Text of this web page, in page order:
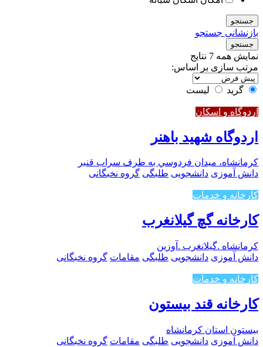
جستجو
بازنشانی جستجو
جستجو
نمایش همه 7 نتایج
مرتب سازی بر اساس:
گرید لیست
اردوگاه و اسکان
اردوگاه شهید باهنر
کرمانشاه، ميدان فردوسي به طرف سراب قنبر
دانش آموزی دانشجویی طلبگی گروه نخبگانی
کارخانه و خدمات
کارخانه گچ گیلانغرب
کرمانشاه .گیلانغرب .آوزین
دانش آموزی دانشجویی طلبگی مقامات گروه نخبگانی
کارخانه و خدمات
کارخانه قند بیستون
بیستون استان کرمانشاه
دانش آموزی دانشجویی طلبگی مقامات گروه نخبگانی